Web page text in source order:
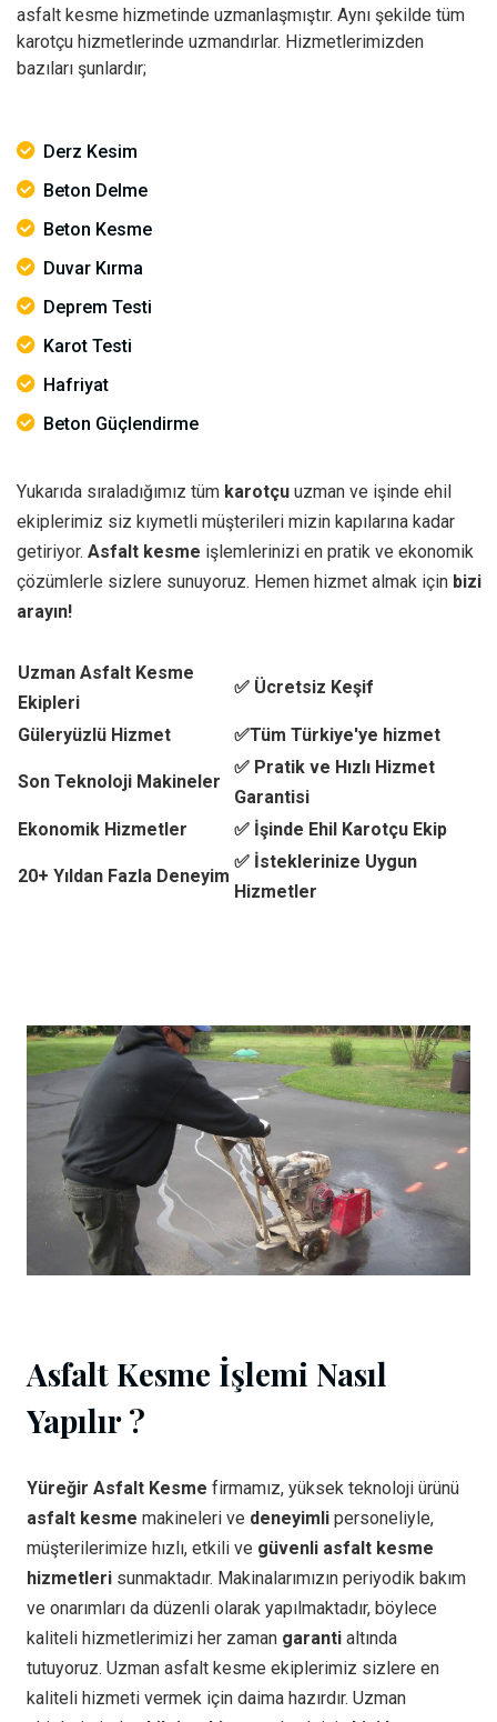
asfalt kesme hizmetinde uzmanlaşmıştır. Aynı şekilde tüm
karotçu hizmetlerinde uzmandırlar. Hizmetlerimizden
bazıları şunlardır;
Derz Kesim
Beton Delme
Beton Kesme
Duvar Kırma
Deprem Testi
Karot Testi
Hafriyat
Beton Güçlendirme
Yukarıda sıraladığımız tüm karotçu uzman ve işinde ehil
ekiplerimiz siz kıymetli müşterileri mizin kapılarına kadar
getiriyor. Asfalt kesme işlemlerinizi en pratik ve ekonomik
çözümlerle sizlere sunuyoruz. Hemen hizmet almak için bizi
arayın!
Uzman Asfalt Kesme
Ekipleri
✅ Ücretsiz Keşif
Güleryüzlü Hizmet ✅Tüm Türkiye'ye hizmet
Son Teknoloji Makineler
✅ Pratik ve Hızlı Hizmet
Garantisi
Ekonomik Hizmetler
✅ İşinde Ehil Karotçu Ekip
20+ Yıldan Fazla Deneyim
✅ İsteklerinize Uygun
Hizmetler
Asfalt Kesme İşlemi Nasıl
Yapılır ?
Yüreğir Asfalt Kesme firmamız, yüksek teknoloji ürünü
asfalt kesme makineleri ve deneyimli personeliyle,
müşterilerimize hızlı, etkili ve güvenli asfalt kesme
hizmetleri sunmaktadır. Makinalarımızın periyodik bakım
ve onarımları da düzenli olarak yapılmaktadır, böylece
kaliteli hizmetlerimizi her zaman garanti altında
tutuyoruz. Uzman asfalt kesme ekiplerimiz sizlere en
kaliteli hizmeti vermek için daima hazırdır. Uzman